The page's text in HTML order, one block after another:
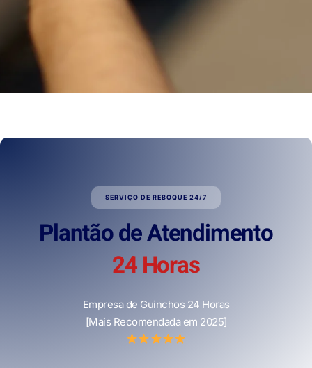
SERVIÇO DE REBOQUE 24/7
Plantão de Atendimento
24 Horas
Empresa de Guinchos 24 Horas
[Mais Recomendada em 2025]